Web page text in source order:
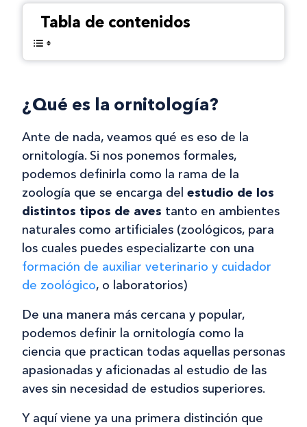
Tabla de contenidos
¿Qué es la ornitología?
Ante de nada, veamos qué es eso de la
ornitología. Si nos ponemos formales,
podemos definirla como la rama de la
zoología que se encarga del estudio de los
distintos tipos de aves tanto en ambientes
naturales como artificiales (zoológicos, para
los cuales puedes especializarte con una
formación de auxiliar veterinario y cuidador
de zoológico, o laboratorios)
De una manera más cercana y popular,
podemos definir la ornitología como la
ciencia que practican todas aquellas personas
apasionadas y aficionadas al estudio de las
aves sin necesidad de estudios superiores.
Y aquí viene ya una primera distinción que